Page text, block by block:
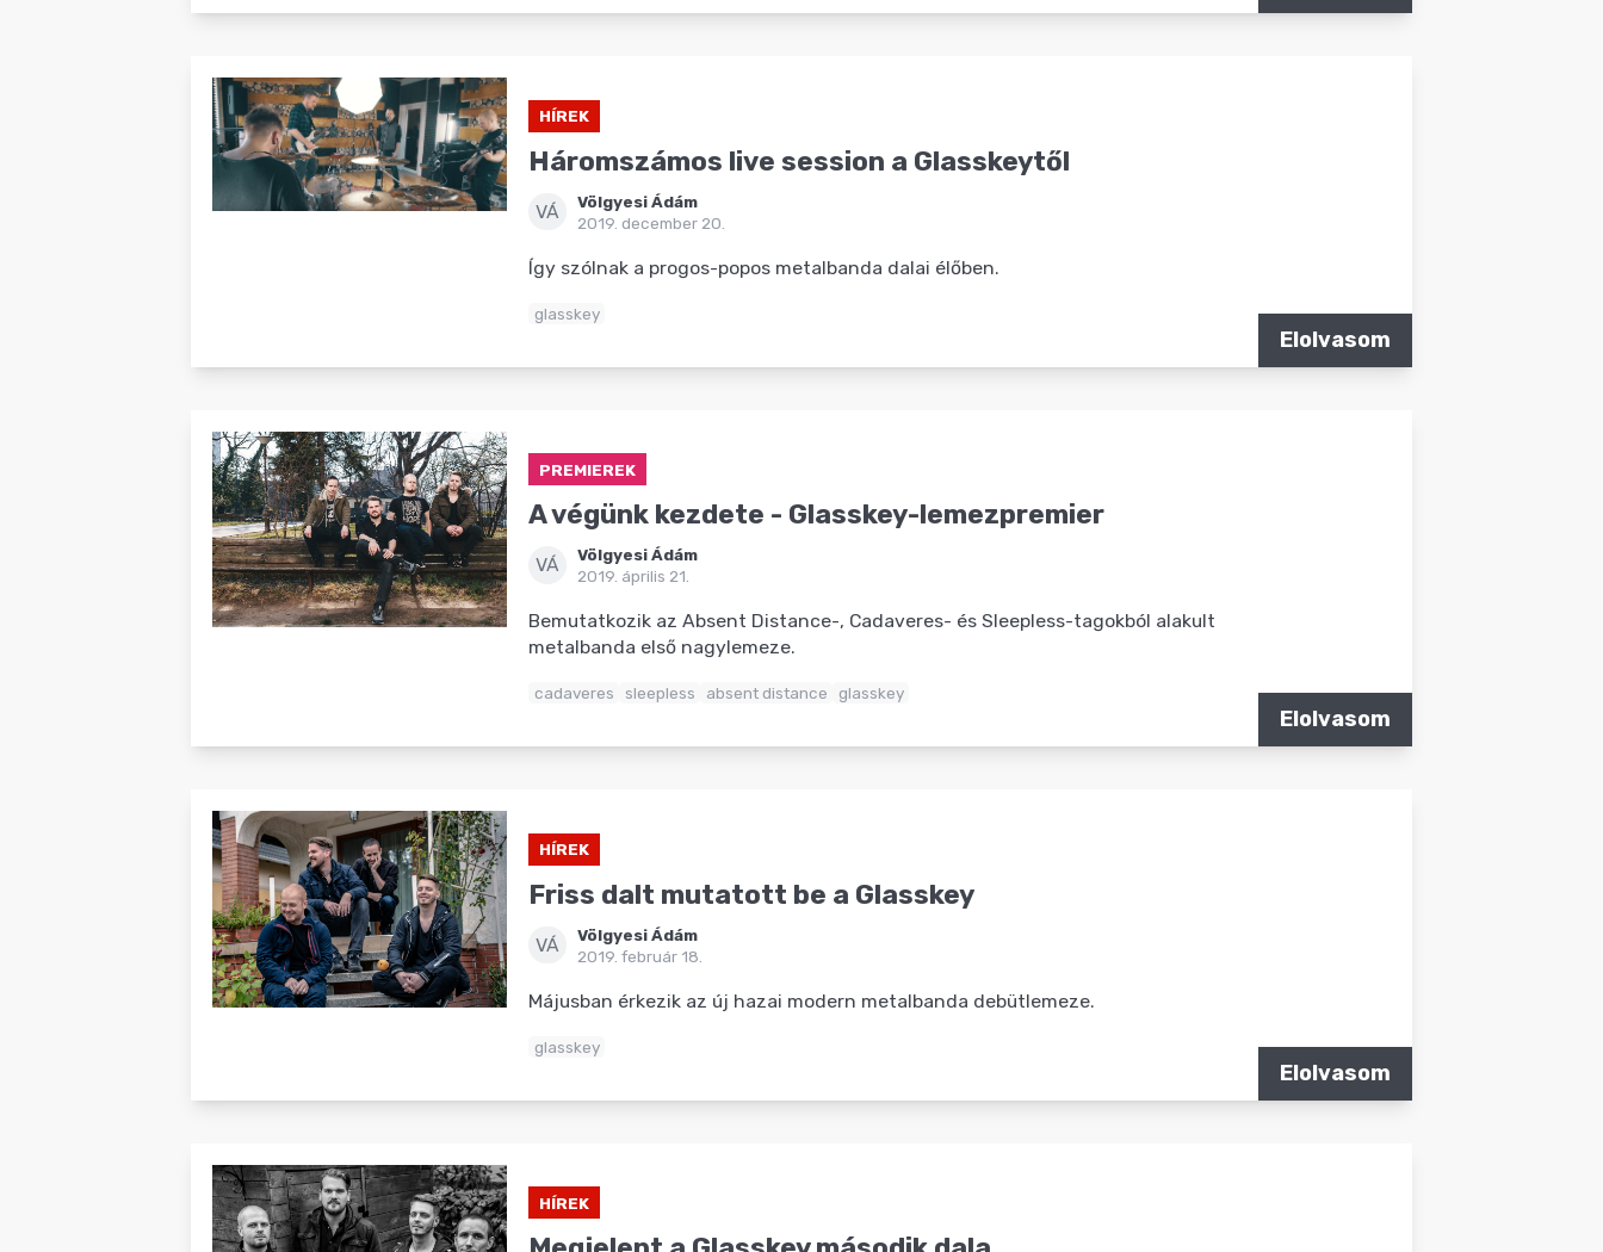
HÍREK
Háromszámos live session a Glasskeytől
VÁ
Völgyesi Ádám
2019. december 20.
Így szólnak a progos-popos metalbanda dalai élőben.
glasskey
Elolvasom
PREMIEREK
A végünk kezdete - Glasskey-lemezpremier
VÁ
Völgyesi Ádám
2019. április 21.
Bemutatkozik az Absent Distance-, Cadaveres- és Sleepless-tagokból alakult
metalbanda első nagylemeze.
cadaveres sleepless absent distance glasskey
Elolvasom
HÍREK
Friss dalt mutatott be a Glasskey
VÁ
Völgyesi Ádám
2019. február 18.
Májusban érkezik az új hazai modern metalbanda debütlemeze.
glasskey
Elolvasom
HÍREK